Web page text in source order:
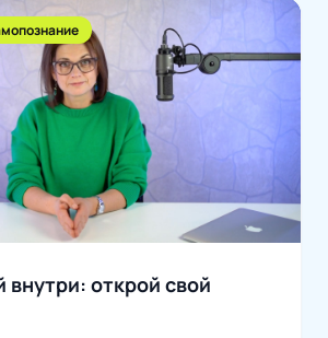
внутри: открой свой